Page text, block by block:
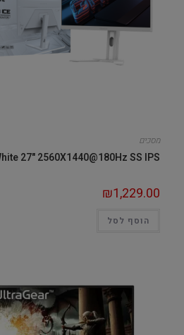
מסכים
27" 2560X1440@180Hz SS IPS
₪1,229.00
הוסף לסל